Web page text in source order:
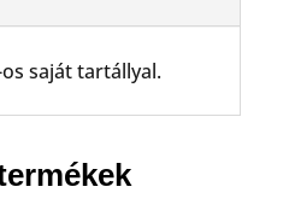
saját tartállyal.